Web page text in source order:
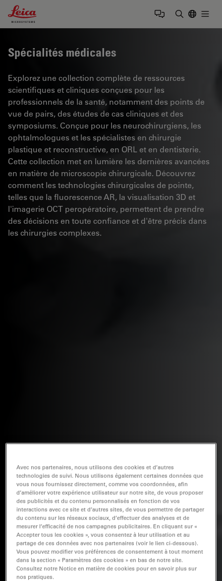
Leica Microsystems Logo
Spécialités médicales
Explorez une collection complète de ressources
scientifiques et cliniques conçues pour les
professionnels de la santé, notamment des points de
vue de pairs, des études de cas cliniques et des
symposiums. Conçue pour les neurochirurgiens, les
ophtalmologues et les spécialistes en chirurgie
plastique et reconstructive, en ORL et en dentisterie.
Cette collection met en lumière les dernières avancées
en matière de microscopie chirurgicale. Découvrez
comment les technologies chirurgicales de pointe,
telles que la fluorescence AR, la visualisation 3D et
l'imagerie OCT peropératoire, permettent de prendre
des décisions en toute confiance et d'être précis dans
les chirurgies complexes.
Avec nos partenaires, nous utilisons des cookies et d’autres
technologies de suivi. Nous utilisons également certaines données que
vous nous fournissez directement, comme vos coordonnées, afin
d’améliorer votre expérience utilisateur sur notre site, de vous proposer
des publicités et du contenu personnalisés en fonction de vos
interactions avec ce site et d’autres sites, de vous permettre de partager
du contenu sur les réseaux sociaux, d’effectuer des analyses et de
mesurer l’efficacité de nos campagnes publicitaires. En cliquant sur «
Accepter tous les cookies », vous consentez à leur utilisation et au
partage de ces données avec nos partenaires (voir le lien ci-dessous).
Vous pouvez modifier vos préférences de consentement à tout moment
dans la section « Paramètres des cookies » en bas de notre site.
Consultez notre Notice en matière de cookies pour en savoir plus sur
nos pratiques.